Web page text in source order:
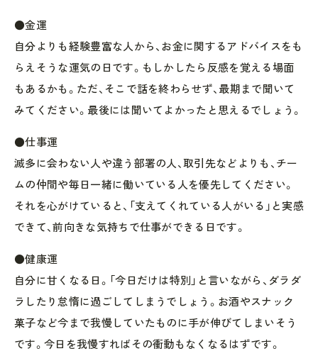
●金運
自分よりも経験豊富な人から、お金に関するアドバイスをも
らえそうな運気の日です。もしかしたら反感を覚える場面
もあるかも。ただ、そこで話を終わらせず、最期まで聞いて
みてください。最後には聞いてよかったと思えるでしょう。
●仕事運
滅多に会わない人や違う部署の人、取引先などよりも、チー
ムの仲間や毎日一緒に働いている人を優先してください。
それを心がけていると、「支えてくれている人がいる」と実感
できて、前向きな気持ちで仕事ができる日です。
●健康運
自分に甘くなる日。「今日だけは特別」と言いながら、ダラダ
ラしたり怠惰に過ごしてしまうでしょう。お酒やスナック
菓子など今まで我慢していたものに手が伸びてしまいそう
です。今日を我慢すればその衝動もなくなるはずです。